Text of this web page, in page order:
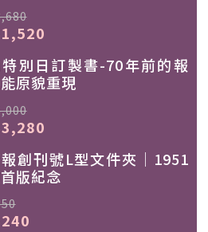
別日訂製書-70年前的報
原貌重現
創刊號L型文件夾｜1951
版紀念